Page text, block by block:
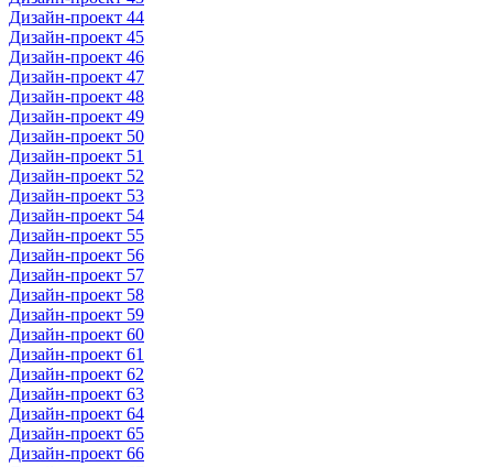
Дизайн-проект 44
Дизайн-проект 45
Дизайн-проект 46
Дизайн-проект 47
Дизайн-проект 48
Дизайн-проект 49
Дизайн-проект 50
Дизайн-проект 51
Дизайн-проект 52
Дизайн-проект 53
Дизайн-проект 54
Дизайн-проект 55
Дизайн-проект 56
Дизайн-проект 57
Дизайн-проект 58
Дизайн-проект 59
Дизайн-проект 60
Дизайн-проект 61
Дизайн-проект 62
Дизайн-проект 63
Дизайн-проект 64
Дизайн-проект 65
Дизайн-проект 66